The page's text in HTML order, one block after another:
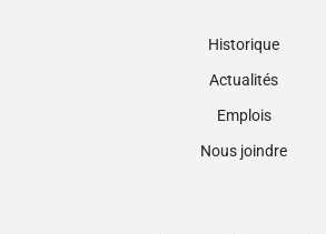
Historique
Actualités
Emplois
Nous joindre